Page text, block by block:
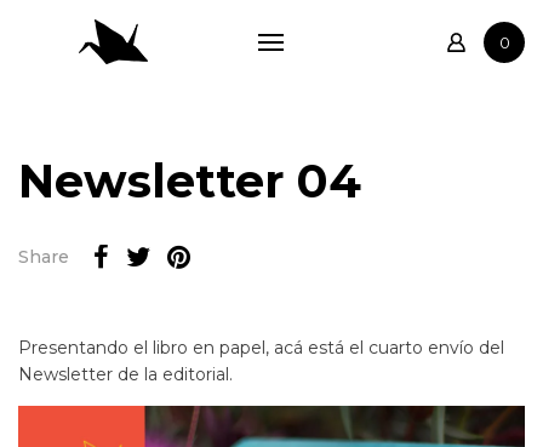
0
Biblioteca
Autores
Newsletter 04
Share
Presentando el libro en papel, acá está el cuarto envío del
Newsletter de la editorial.